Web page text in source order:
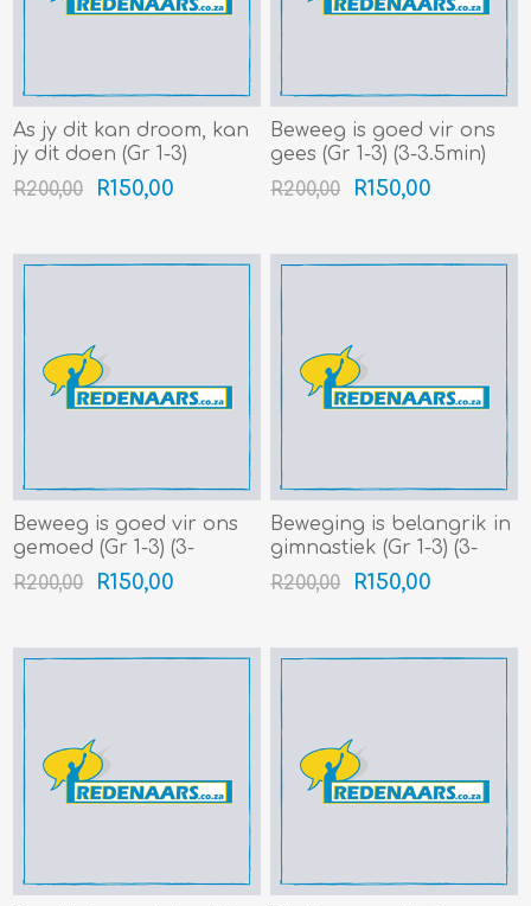
As jy dit kan droom, kan
jy dit doen (Gr 1-3)
(4min+)
R200,00 R150,00
Beweeg is goed vir ons
gees (Gr 1-3) (3-3.5min)
R200,00
R150,00
Beweeg is goed vir ons
gemoed (Gr 1-3) (3-
3.5min)
R200,00 R150,00
Beweging is belangrik in
gimnastiek (Gr 1-3) (3-
3.5min)
R200,00 R150,00